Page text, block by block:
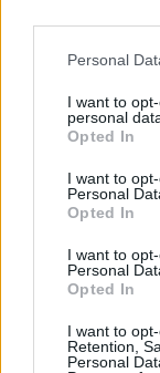
Personal
I want to
personal
Opted In
I want to
Personal
Opted In
I want to
Personal
Opted In
I want to
Retention,
Personal
formazione
esentati ai s
Fondo
6.750
2025-01-30
Esonero
per
inps
1.232